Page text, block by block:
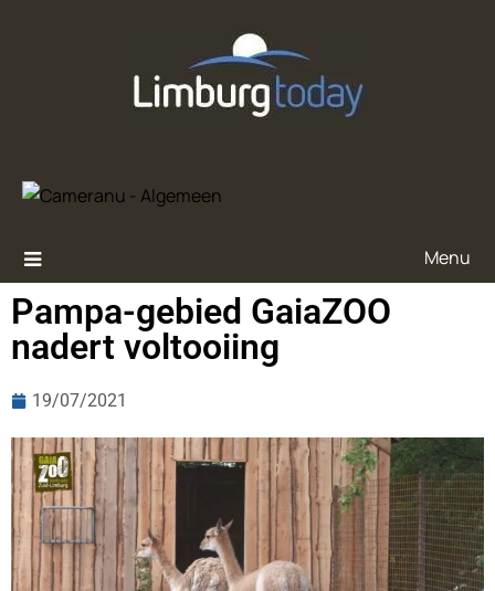
Menu
Pampa-gebied GaiaZOO
nadert voltooiing
19/07/2021